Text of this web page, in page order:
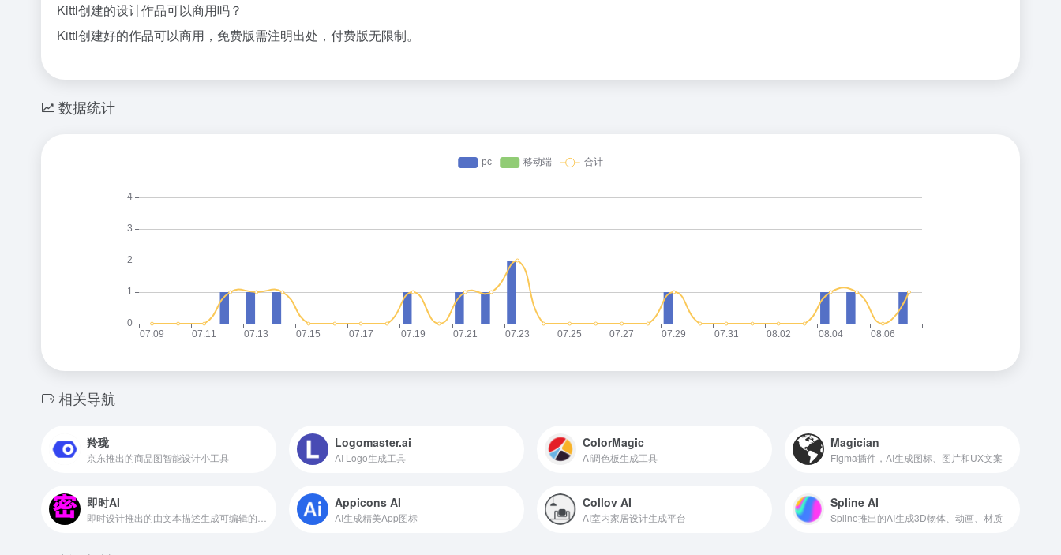
Kittl创建的设计作品可以商用吗？
Kittl创建好的作品可以商用，免费版需注明出处，付费版无限制。
数据统计
相关导航
羚珑
京东推出的商品图智能设计小工具
Logomaster.ai
AI Logo生成工具
ColorMagic
AI调色板生成工具
Magician
Figma插件，AI生成图标、图片和UX文案
即时AI Appicons AI
AI生成精美App图标
Collov AI
AI室内家居设计生成平台
Spline AI
Spline推出的AI生成3D物体、动画、材质